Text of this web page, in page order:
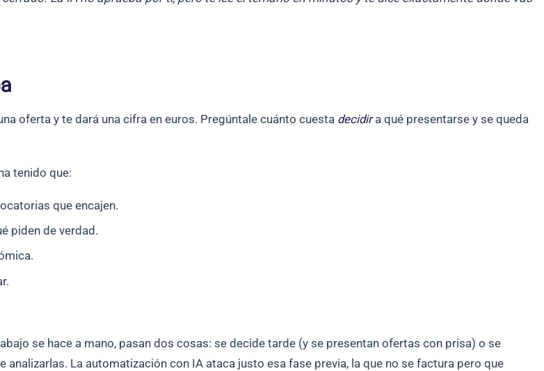
oferta y te dará una cifra en euros. Pregúntale cuánto cuesta decidira qué presentarse y se queda
tenido que:
que encajen.
piden de verdad.
se hace a mano, pasan dos cosas: se decide tarde (y se presentan ofertas con prisa) o se
La automatización con IA ataca justo esa fase previa, la que no se factura pero que